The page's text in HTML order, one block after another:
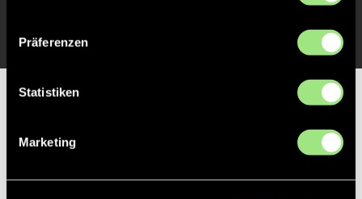
Präferenzen
Statistiken
Marketing
Partner